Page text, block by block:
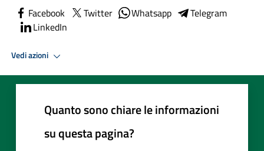
Facebook Twitter Whatsapp
Telegram
LinkedIn
Vedi azioni
Quanto sono chiare le informazioni
su questa pagina?